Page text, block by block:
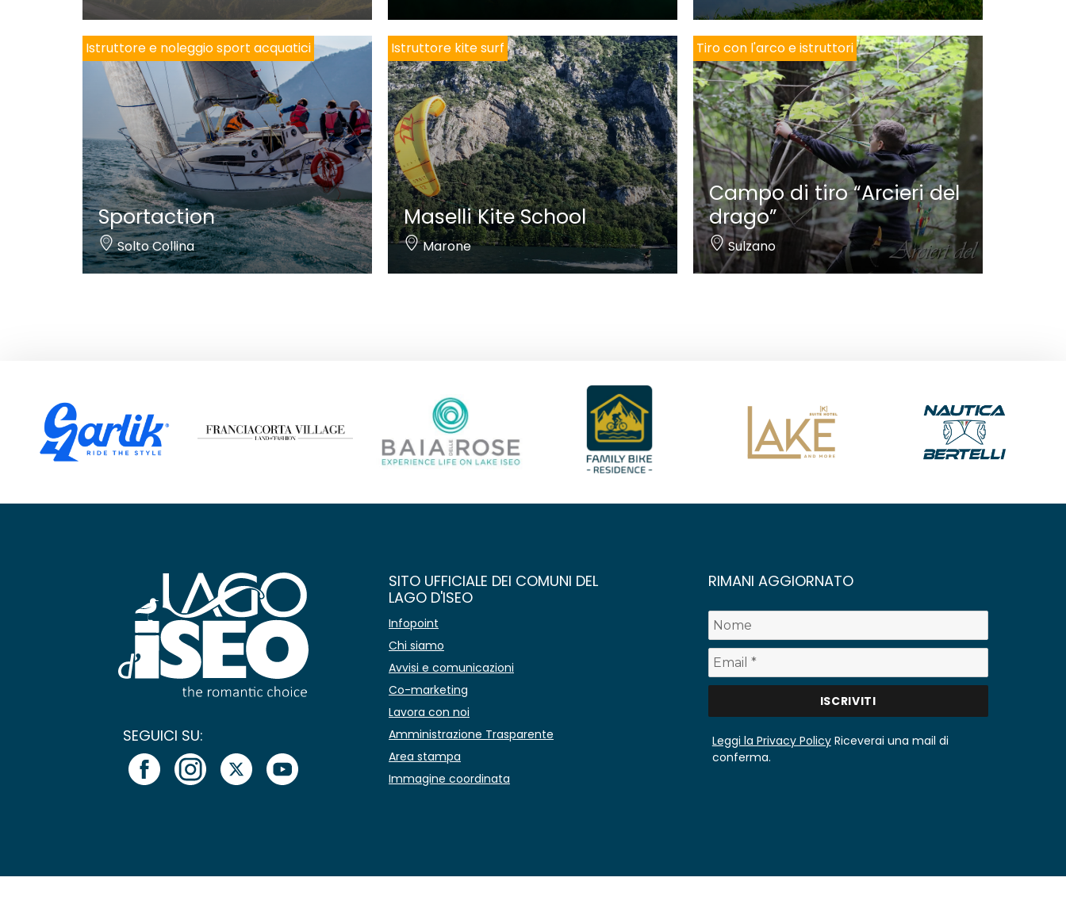
Istruttore e noleggio sport acquatici
Sportaction
Solto Collina
Istruttore kite surf
Maselli Kite School
Marone
Tiro con l'arco e istruttori
Campo di tiro “Arcieri del
drago”
Sulzano
SEGUICI SU:
SITO UFFICIALE DEI COMUNI DEL
LAGO D'ISEO
Infopoint
Chi siamo
Avvisi e comunicazioni
Co-marketing
Lavora con noi
Amministrazione Trasparente
Area stampa
Immagine coordinata
RIMANI AGGIORNATO
Leggi la Privacy PolicyRiceverai una mail di
conferma.